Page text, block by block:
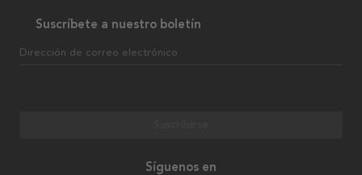
Suscríbete a nuestro boletín
Dirección de correo electrónico
Síguenos en